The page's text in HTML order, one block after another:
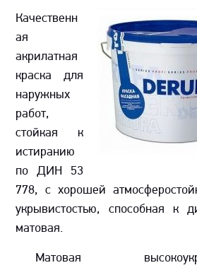
Качественн
ая
акрилатная
краска для
наружных
работ,
стойкая к
истиранию
по ДИН 53
778, с хорошей
укрывистостью, способная к
матовая.
Матовая